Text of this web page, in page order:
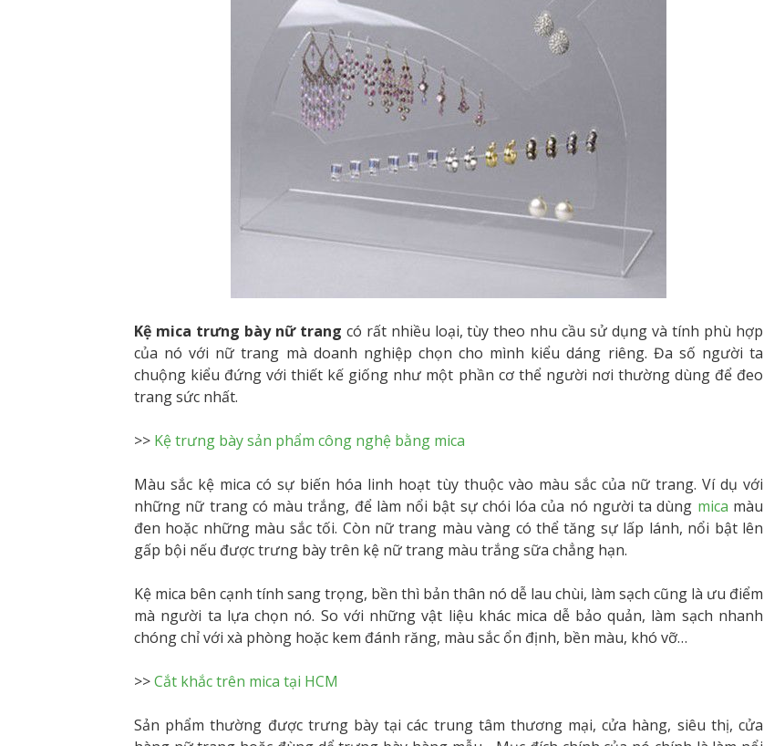
Kệ mica trưng bày nữ trang có rất nhiều loại, tùy theo nhu cầu sử dụng và tính phù hợp
của nó với nữ trang mà doanh nghiệp chọn cho mình kiểu dáng riêng. Đa số người ta
chuộng kiểu đứng với thiết kế giống như một phần cơ thể người nơi thường dùng để đeo
trang sức nhất.
>> Kệ trưng bày sản phẩm công nghệ bằng mica
Màu sắc kệ mica có sự biến hóa linh hoạt tùy thuộc vào màu sắc của nữ trang. Ví dụ với
những nữ trang có màu trắng, để làm nổi bật sự chói lóa của nó người ta dùng mica màu
đen hoặc những màu sắc tối. Còn nữ trang màu vàng có thể tăng sự lấp lánh, nổi bật lên
gấp bội nếu được trưng bày trên kệ nữ trang màu trắng sữa chẳng hạn.
Kệ mica bên cạnh tính sang trọng, bền thì bản thân nó dễ lau chùi, làm sạch cũng là ưu điểm
mà người ta lựa chọn nó. So với những vật liệu khác mica dễ bảo quản, làm sạch nhanh
chóng chỉ với xà phòng hoặc kem đánh răng, màu sắc ổn định, bền màu, khó vỡ…
>>Cắt khắc trên mica tại HCM
Sản phẩm thường được trưng bày tại các trung tâm thương mại, cửa hàng, siêu thị, cửa